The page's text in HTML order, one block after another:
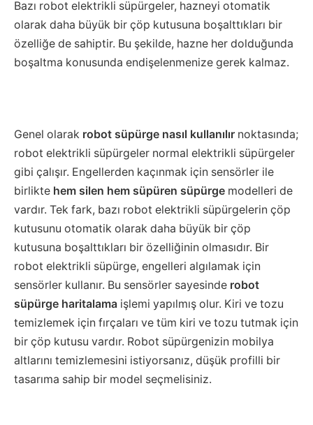
Bazı robot elektrikli süpürgeler, hazneyi otomatik
olarak daha büyük bir çöp kutusuna boşalttıkları bir
özelliğe de sahiptir. Bu şekilde, hazne her dolduğunda
boşaltma konusunda endişelenmenize gerek kalmaz.
Genel olarak robot süpürge nasıl kullanılır noktasında;
robot elektrikli süpürgeler normal elektrikli süpürgeler
gibi çalışır. Engellerden kaçınmak için sensörler ile
birlikte hem silen hem süpüren süpürge modelleri de
vardır. Tek fark, bazı robot elektrikli süpürgelerin çöp
kutusunu otomatik olarak daha büyük bir çöp
kutusuna boşalttıkları bir özelliğinin olmasıdır. Bir
robot elektrikli süpürge, engelleri algılamak için
sensörler kullanır. Bu sensörler sayesinde robot
süpürge haritalama işlemi yapılmış olur. Kiri ve tozu
temizlemek için fırçaları ve tüm kiri ve tozu tutmak için
bir çöp kutusu vardır. Robot süpürgenizin mobilya
altlarını temizlemesini istiyorsanız, düşük profilli bir
tasarıma sahip bir model seçmelisiniz.